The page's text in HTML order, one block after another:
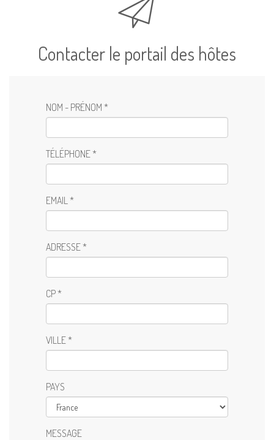
Contacter le portail des hôtes
NOM - PRÉNOM *
TÉLÉPHONE *
EMAIL *
ADRESSE *
CP *
VILLE *
PAYS
MESSAGE